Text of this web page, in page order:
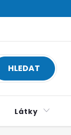
Všeobecné
HLEDAT
Látky